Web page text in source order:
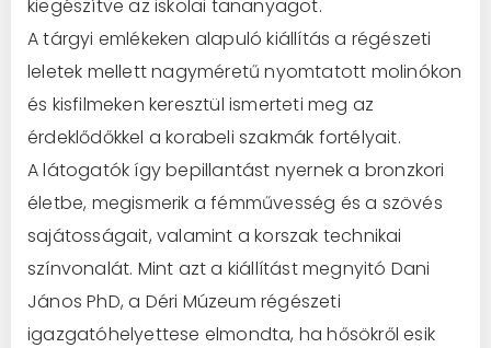
kiegészítve az iskolai tananyagot.
A tárgyi emlékeken alapuló kiállítás a régészeti
leletek mellett nagyméretű nyomtatott molinókon
és kisfilmeken keresztül ismerteti meg az
érdeklődőkkel a korabeli szakmák fortélyait.
A látogatók így bepillantást nyernek a bronzkori
életbe, megismerik a fémművesség és a szövés
sajátosságait, valamint a korszak technikai
színvonalát. Mint azt a kiállítást megnyitó Dani
János PhD, a Déri Múzeum régészeti
igazgatóhelyettese elmondta, ha hősökről esik